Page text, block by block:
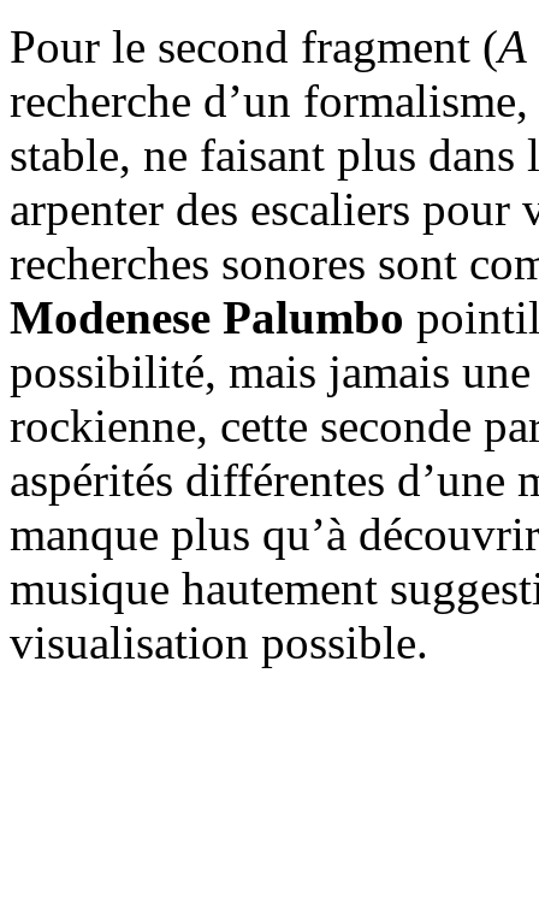
Pour le second fragment (A
recherche d’un
stable, ne faisant plus
arpenter des escaliers pour
recherches sonores sont
Modenese Palumbo
possibilité, mais jamais
rockienne, cette seconde
aspérités différentes d’une
manque plus qu’à
musique hautement
visualisation possible.